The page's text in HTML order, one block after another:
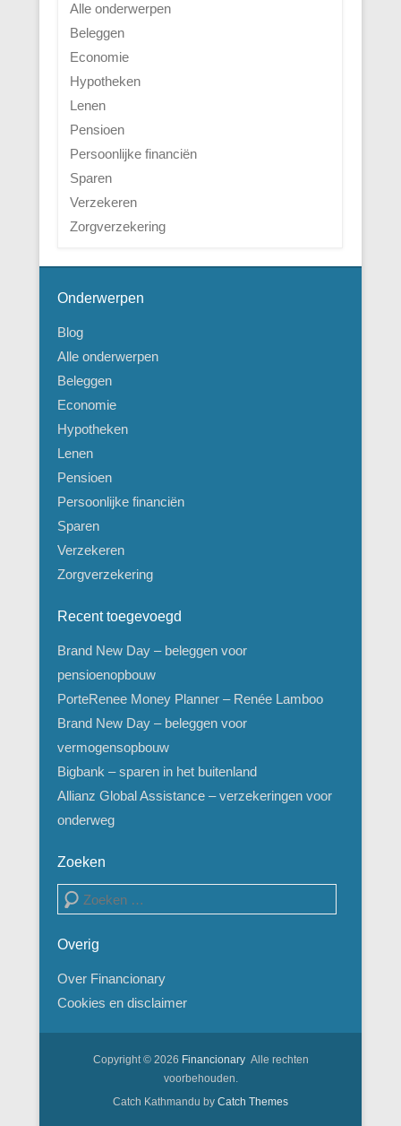
Alle onderwerpen
Beleggen
Economie
Hypotheken
Lenen
Pensioen
Persoonlijke financiën
Sparen
Verzekeren
Zorgverzekering
Onderwerpen
Blog
Alle onderwerpen
Beleggen
Economie
Hypotheken
Lenen
Pensioen
Persoonlijke financiën
Sparen
Verzekeren
Zorgverzekering
Recent toegevoegd
Brand New Day – beleggen voor
pensioenopbouw
PorteRenee Money Planner – Renée Lamboo
Brand New Day – beleggen voor
vermogensopbouw
Bigbank – sparen in het buitenland
Allianz Global Assistance – verzekeringen voor
onderweg
Zoeken
Zoeken
Overig
Over Financionary
Cookies en disclaimer
Copyright © 2026 FinancionaryAlle rechten
voorbehouden.
Catch Kathmandu by Catch Themes